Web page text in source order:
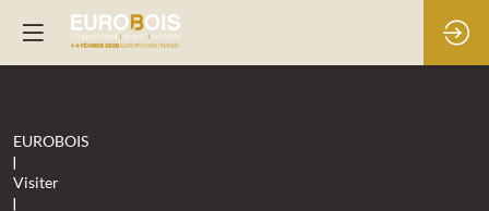
EUROBOIS
|
Visiter
|